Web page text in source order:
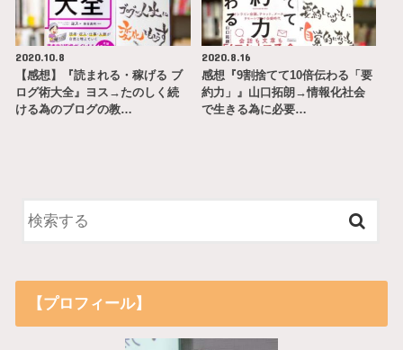
2020.10.8
【感想】『読まれる・稼げる ブ
ログ術大全』ヨス→たのしく続
ける為のブログの教…
2020.8.16
感想『9割捨てて10倍伝わる「要
約力」』山口拓朗→情報化社会
で生きる為に必要…
【プロフィール】